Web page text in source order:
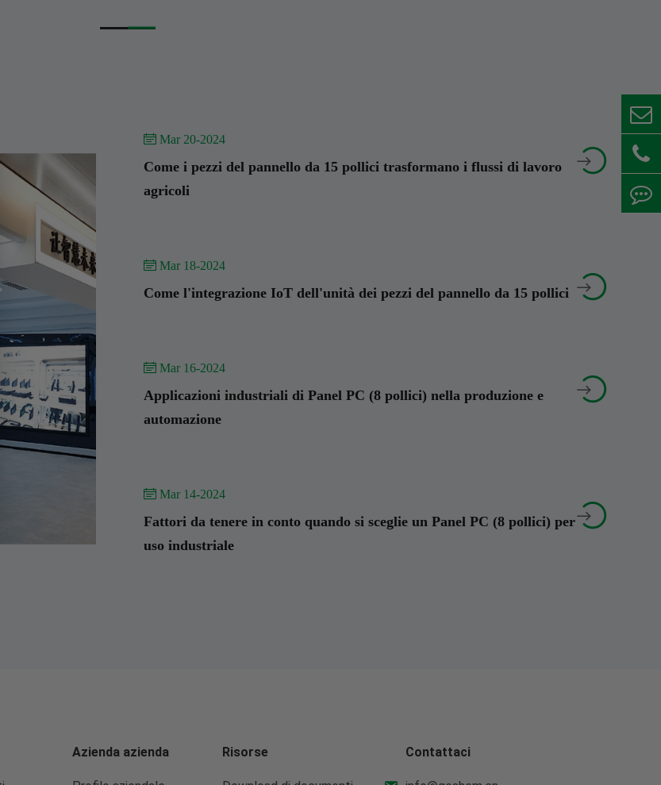
 Mar 20-2024
Come i pezzi del pannello da 15 pollici trasformano i flussi di lavoro
agricoli


 Mar 18-2024
Come l'integrazione IoT dell'unità dei pezzi del pannello da 15 pollici 

 Mar 16-2024
Applicazioni industriali di Panel PC (8 pollici) nella produzione e
automazione


 Mar 14-2024
Fattori da tenere in conto quando si sceglie un Panel PC (8 pollici) per
uso industriale


Azienda azienda Risorse Contattaci